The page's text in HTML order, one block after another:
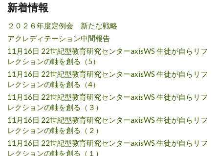
新着情報
２０２６年度定例会 新たな戦略
アクレディテーション中間報告
11月16日 22世紀型教育研究センターaxisWS 生徒が自らリフ
レクションの軸を創る（5）
11月16日 22世紀型教育研究センターaxisWS 生徒が自らリフ
レクションの軸を創る（4）
11月16日 22世紀型教育研究センターaxisWS 生徒が自らリフ
レクションの軸を創る（３）
11月16日 22世紀型教育研究センターaxisWS 生徒が自らリフ
レクションの軸を創る（２）
11月16日 22世紀型教育研究センターaxisWS 生徒が自らリフ
レクションの軸を創る（１）